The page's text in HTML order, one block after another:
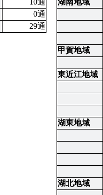
10通
0通
29通
湖南地域
甲賀地域
東近江地域
湖東地域
湖北地域